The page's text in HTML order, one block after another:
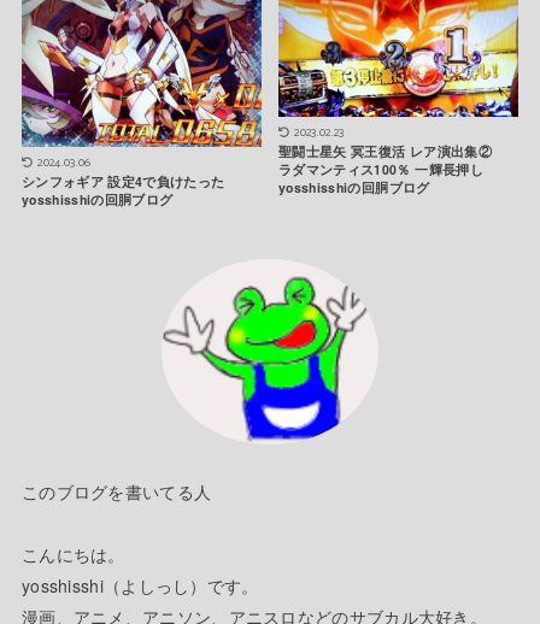
2024.03.06
シンフォギア 設定4で負けたった
yosshisshiの回胴ブログ
2023.02.23
聖闘士星矢 冥王復活 レア演出集②
ラダマンティス100％ 一輝長押し
yosshisshiの回胴ブログ
このブログを書いてる人
こんにちは。
yosshisshi（よしっし）です。
漫画、アニメ、アニソン、アニスロなどのサブカル大好き。